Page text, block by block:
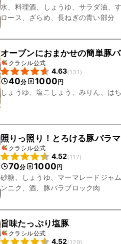
水、料理酒、しょうゆ、サラダ油、
ロース、ざらめ、長ねぎの青い部分
オーブンにおまかせの簡単豚
クラシル公式
4.63(131 )
40分 1000円
しょうゆ、塩こしょう、みりん、は
照りっ照り！とろける豚バラ
クラシル公式
4.52(117)
70分 1000円
砂糖、しょうゆ、マーマレードジャ
ンニク、酒、豚バラブロック肉
旨味たっぷり塩豚
クラシル公式
4.52(129)